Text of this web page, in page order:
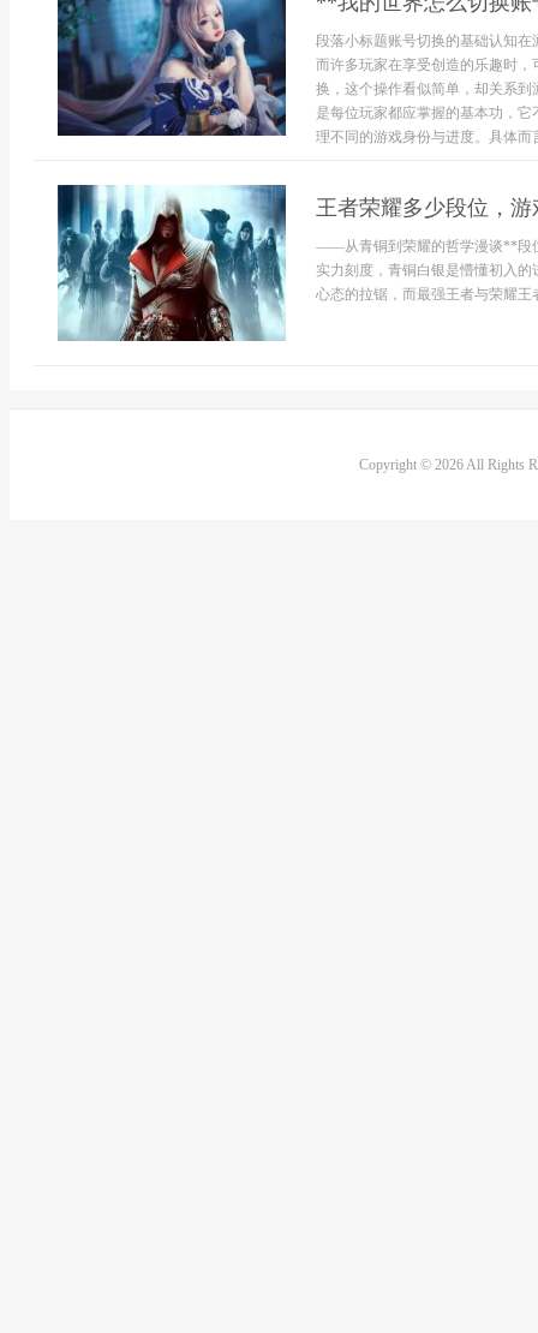
段落小标题账号切换的基础认知
而许多玩家在享受创造的乐趣时
换，这个操作看似简单，却关系
是每位玩家都应掌握的基本功，
理不同的游戏身份与进度。具体而
王者荣耀多少段位，
——从青铜到荣耀的哲学漫谈**段
实力刻度，青铜白银是懵懂初入
心态的拉锯，而最强王者与荣耀王
Copyright © 2026 All Rights